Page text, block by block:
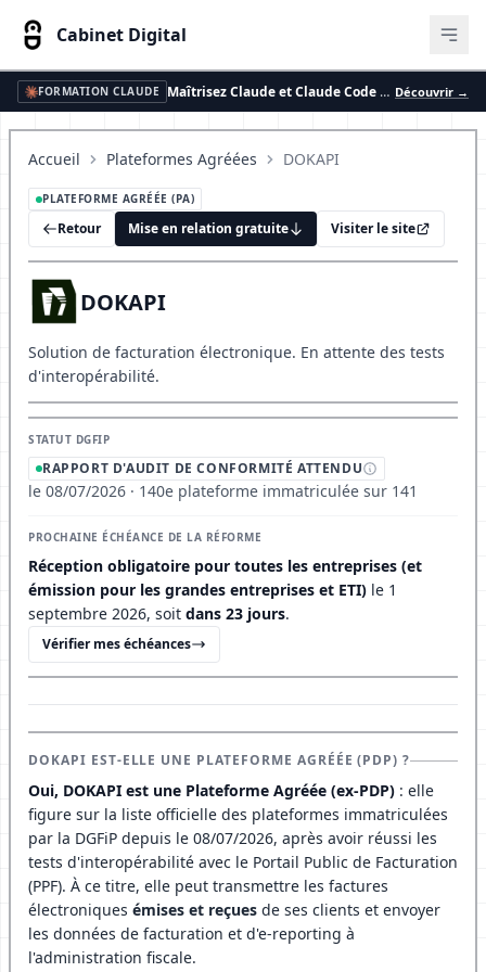
Cabinet Digital
FORMATION CLAUDE Maîtrisez Claude et Claude Code avec votre équipe Découvrir →
Accueil Plateformes Agréées DOKAPI
PLATEFORME AGRÉÉE (PA)
Retour Mise en relation gratuite Visiter le site
DOKAPI
Solution de facturation électronique. En attente des tests
d'interopérabilité.
STATUT DGFIP
RAPPORT D'AUDIT DE CONFORMITÉ ATTENDU
le 08/07/2026 · 140e plateforme immatriculée sur 141
PROCHAINE ÉCHÉANCE DE LA RÉFORME
Réception obligatoire pour toutes les entreprises (et
émission pour les grandes entreprises et ETI) le 1
septembre 2026, soit dans 23 jours.
Vérifier mes échéances
DOKAPI EST-ELLE UNE PLATEFORME AGRÉÉE (PDP) ?
Oui, DOKAPI est une Plateforme Agréée (ex-PDP) : elle
figure sur la liste officielle des plateformes immatriculées
par la DGFiP depuis le 08/07/2026, après avoir réussi les
tests d'interopérabilité avec le Portail Public de Facturation
(PPF). À ce titre, elle peut transmettre les factures
électroniques émises et reçues de ses clients et envoyer
les données de facturation et d'e-reporting à
l'administration fiscale.